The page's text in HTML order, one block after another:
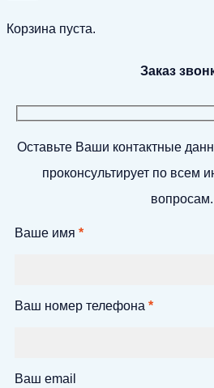
Корзина пуста.
Заказ
Оставьте Ваши контактные
проконсультирует по всем
вопросам.
Ваше имя *
Ваш номер телефона *
Ваш email